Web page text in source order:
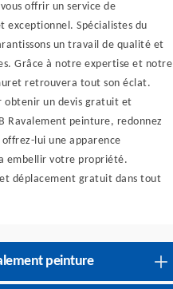
offrir un service de
exceptionnel. Spécialistes du
un travail de qualité et
Grâce à notre expertise et notre
retrouvera tout son éclat.
obtenir un devis gratuit et
Ravalement peinture, redonnez
lui une apparence
embellir votre propriété.
déplacement gratuit dans tout
peinture